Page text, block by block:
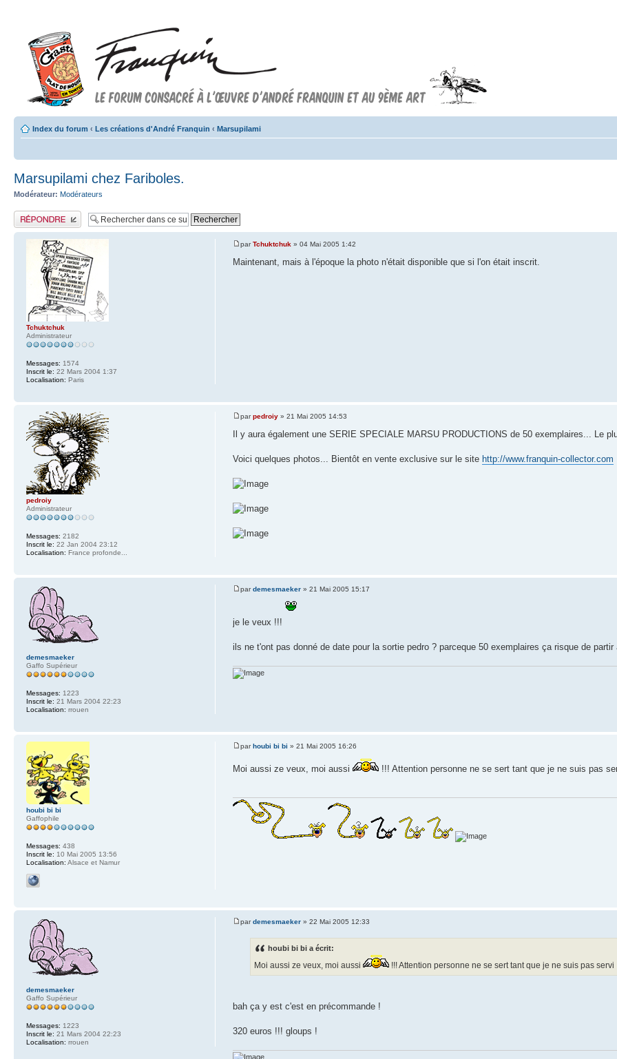
Index du forum ‹ Les créations d'André Franquin ‹ Marsupilami
Marsupilami chez Fariboles.
Modérateur: Modérateurs
Publier une réponse
parTchuktchuk » 04 Mai 2005 1:42
Maintenant, mais à l'époque la photo n'était disponible que si l'on était inscrit.
Tchuktchuk
Administrateur
Messages: 1574
Inscrit le: 22 Mars 2004 1:37
Localisation: Paris
parpedroiy » 21 Mai 2005 14:53
Il y aura également une SERIE SPECIALE MARSU PRODUCTIONS de 50 exemplaires... Le
Voici quelques photos... Bientôt en vente exclusive sur le site http://www.franquin-collector.com
pedroiy
Administrateur
Messages: 2182
Inscrit le: 22 Jan 2004 23:12
Localisation: France profonde...
pardemesmaeker » 21 Mai 2005 15:17
je le veux !!!
ils ne t'ont pas donné de date pour la sortie pedro ? parceque 50 exemplaires ça risque de
demesmaeker
Gaffo Supérieur
Messages: 1223
Inscrit le: 21 Mars 2004 22:23
Localisation: rrouen
parhoubi bi bi » 21 Mai 2005 16:26
Moi aussi ze veux, moi aussi !!! Attention personne ne se sert tant que je ne suis pas
houbi bi bi
Gaffophile
Messages: 438
Inscrit le: 10 Mai 2005 13:56
Localisation: Alsace et Namur
pardemesmaeker » 22 Mai 2005 12:33
houbi bi bi a écrit:
Moi aussi ze veux, moi aussi !!! Attention personne ne se sert tant que je ne suis pas servi
bah ça y est c'est en précommande !
320 euros !!! gloups !
demesmaeker
Gaffo Supérieur
Messages: 1223
Inscrit le: 21 Mars 2004 22:23
Localisation: rrouen